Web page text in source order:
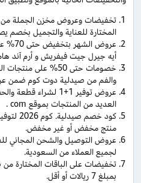
تخفيضات وعروض مخزن الجملة
المختارة للعناية والتجميل بخصم يصل
عروض
أيه جيرل جيت فيفريش و أرم آند
خصومات حتى 50% على
والفم من صيدلية دوت كوم ضمن
عروض توفير 1+1
العديد من المنتجات بموقع com .
منتج مخفض أو غير مخفض.
لجميع العملاء من السعودية.
تخفيضات على الباقات المختارة
بمبلغ 7 ريالات أو أقل.